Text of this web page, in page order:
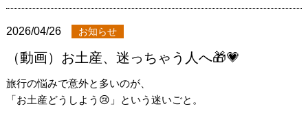
2026/04/26 お知らせ
（動画）お土産、迷っちゃう人へ🎁💗
旅行の悩みで意外と多いのが、
「お土産どうしよう😢」という迷いごと。